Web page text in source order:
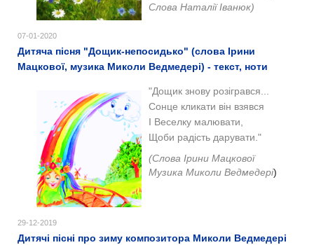
Слова Наталії Іванюк)
07-01-2020
Дитяча пісня "Дощик-непосидько" (слова Ірини
Мацкової, музика Миколи Ведмедері) - текст, ноти
"Дощик знову розігрався...
Сонце кликати він взявся
І Веселку малювати,
Щоби радість дарувати."
(Слова Ірини Мацкової
Музика Миколи Ведмедері)
29-12-2019
Дитячі пісні про зиму композитора Миколи Ведмедері